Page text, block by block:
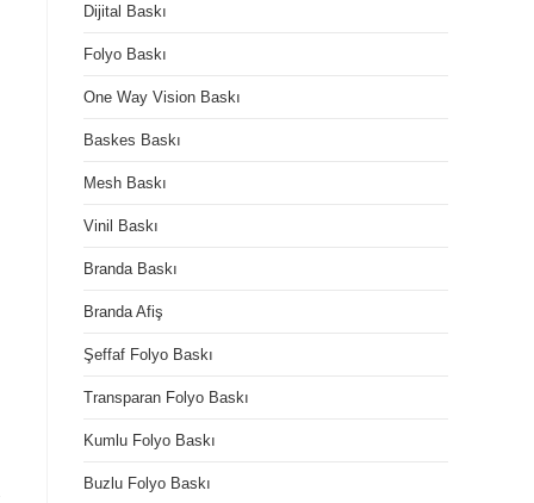
Dijital Baskı
Folyo Baskı
One Way Vision Baskı
Baskes Baskı
Mesh Baskı
Vinil Baskı
Branda Baskı
Branda Afiş
Şeffaf Folyo Baskı
Transparan Folyo Baskı
Kumlu Folyo Baskı
Buzlu Folyo Baskı